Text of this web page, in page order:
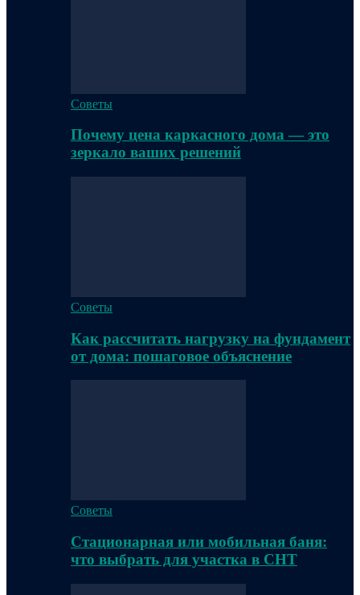
Советы
Почему цена каркасного дома — это
зеркало ваших решений
Советы
Как рассчитать нагрузку на фундамент
от дома: пошаговое объяснение
Советы
Стационарная или мобильная баня:
что выбрать для участка в СНТ